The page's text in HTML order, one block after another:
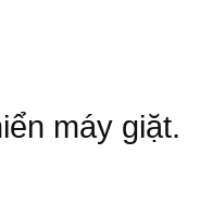
máy giặt.